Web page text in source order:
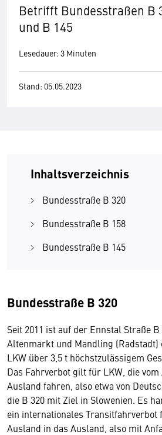
Betrifft Bundesstraßen B
und B 145
Lesedauer: 3 Minuten
Stand: 05.05.2023
Inhaltsverzeichnis
Bundesstraße B 320
Bundesstraße B 158
Bundesstraße B 145
Bundesstraße B 320
Seit 2011 ist auf der Ennstal Straße
Altenmarkt und Mandling
LKW über 3,5 t höchstzulässigem
Das Fahrverbot gilt für LKW, die
Ausland fahren, also etwa von
die B 320 mit Ziel in Slowenien. Es
ein internationales Transitfahrverbot
Ausland in das Ausland, also mit